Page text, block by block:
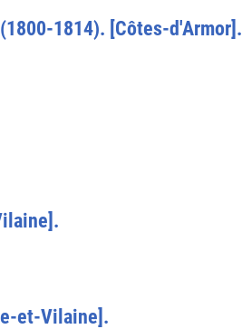
1814). [Côtes-d'Armor].
et-Vilaine].